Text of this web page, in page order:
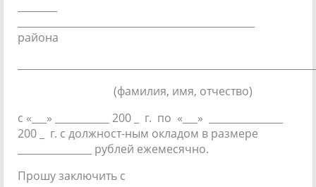
района
(фамилия, имя, отчество)
с «___» ___________ 200 _ г. по «___» _______________
200 _ г. с должност-ным окладом в размере
_______________ рублей ежемесячно.
Прошу заключить с